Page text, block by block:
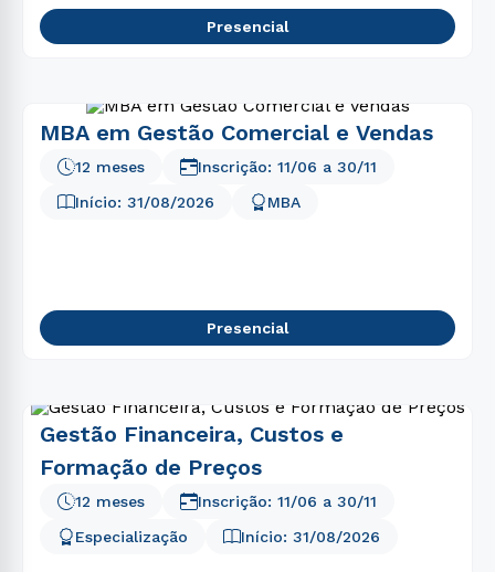
Presencial
MBA em Gestão Comercial e Vendas
Início: 31/08/2026 MBA
12 meses Inscrição: 11/06 a 30/11
Presencial
Gestão Financeira, Custos e
Formação de Preços
12 meses
Especialização
Início: 31/08/2026
Inscrição: 11/06 a 30/11